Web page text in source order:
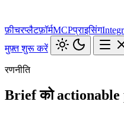
फ़ीचरप्लैटफ़ॉर्मMCPप्राइसिंग
मुफ़्त शुरू करें
रणनीति
Brief को actionable